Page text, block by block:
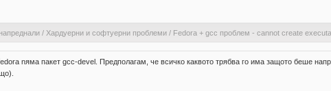
/ Хардуерни и софтуерни проблеми / Fedora + gcc проблем - cannot create
nяма пакет gcc-devel. Предполагам, че всичко каквото трябва го има защото беше